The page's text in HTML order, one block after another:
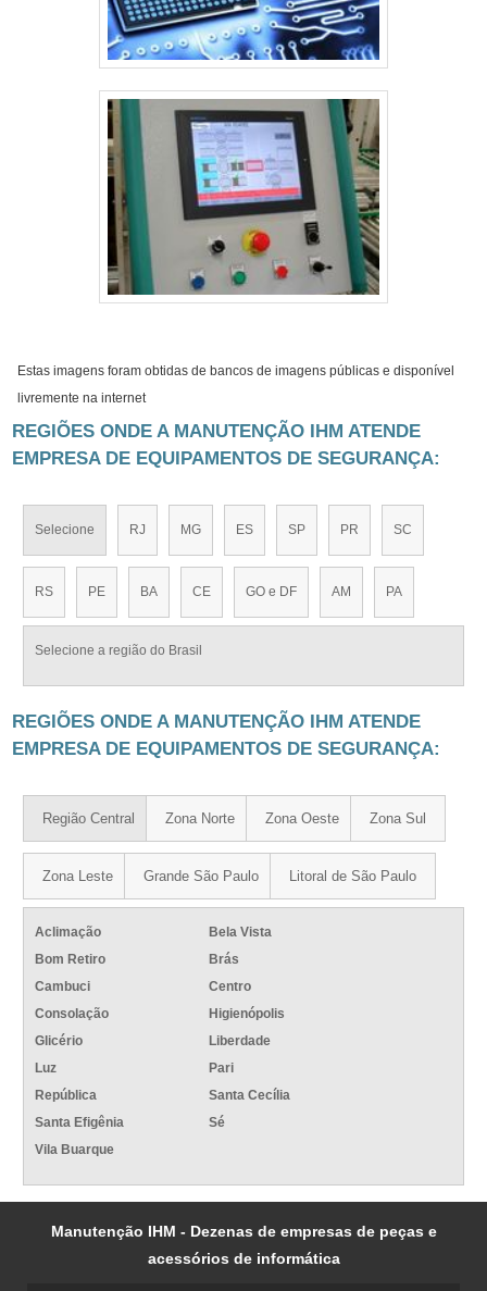
Estas imagens foram obtidas de bancos de imagens públicas e disponível
livremente na internet
REGIÕES ONDE A MANUTENÇÃO IHM ATENDE
EMPRESA DE EQUIPAMENTOS DE SEGURANÇA:
Selecione RJ MG ES SP PR SC
RS PE BA CE GO e DF AM PA
Selecione a região do Brasil
REGIÕES ONDE A MANUTENÇÃO IHM ATENDE
EMPRESA DE EQUIPAMENTOS DE SEGURANÇA:
Região Central Zona Norte Zona Oeste Zona Sul
Zona Leste Grande São Paulo Litoral de São Paulo
Aclimação
Bela Vista
Bom Retiro
Brás
Cambuci
Centro
Consolação
Higienópolis
Glicério
Liberdade
Luz
Pari
República
Santa Cecília
Santa Efigênia
Sé
Vila Buarque
Manutenção IHM - Dezenas de empresas de peças e
acessórios de informática